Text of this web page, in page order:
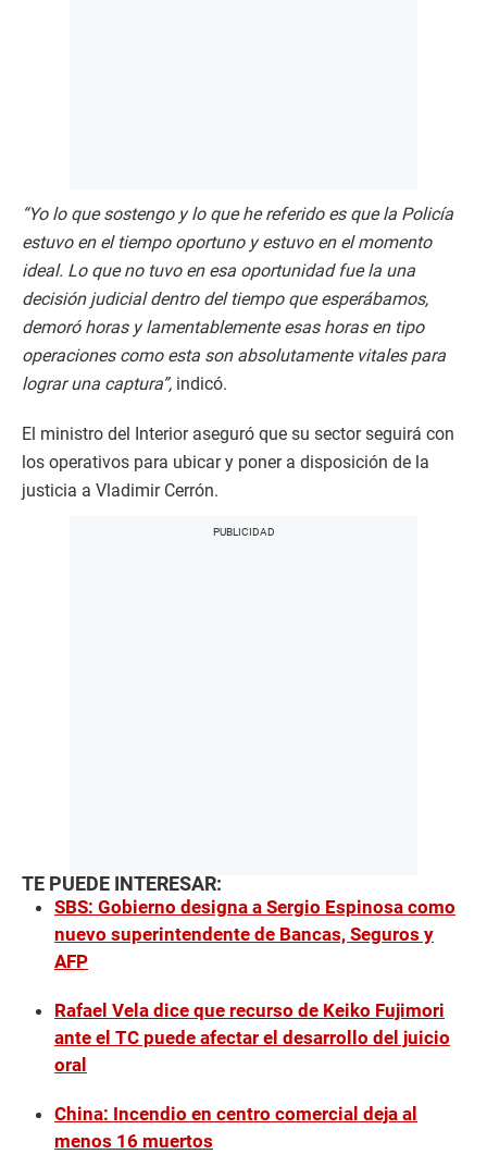
“Yo lo que sostengo y lo que he referido es que la Policía
estuvo en el tiempo oportuno y estuvo en el momento
ideal. Lo que no tuvo en esa oportunidad fue la una
decisión judicial dentro del tiempo que esperábamos,
demoró horas y lamentablemente esas horas en tipo
operaciones como esta son absolutamente vitales para
lograr una captura”, indicó.
El ministro del Interior aseguró que su sector seguirá con
los operativos para ubicar y poner a disposición de la
justicia a Vladimir Cerrón.
TE PUEDE INTERESAR:
SBS: Gobierno designa a Sergio Espinosa como
nuevo superintendente de Bancas, Seguros y
AFP
Rafael Vela dice que recurso de Keiko Fujimori
ante el TC puede afectar el desarrollo del juicio
oral
China: Incendio en centro comercial deja al
menos 16 muertos